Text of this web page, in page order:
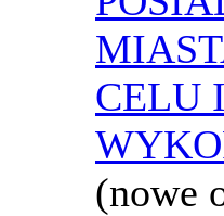
CELU
(nowe